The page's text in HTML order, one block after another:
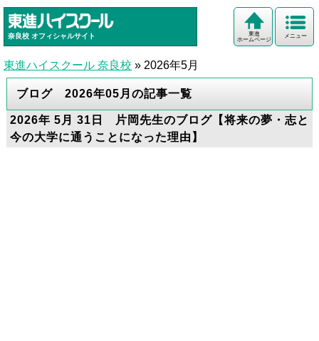
奈良校 オフィシャルサイト メニュー
東進
ホームページ
東進ハイスクール 奈良校 » 2026年5月
ブログ 2026年05月の記事一覧
2026年 5月 31日 片岡先生のブログ【将来の夢・志と
今の大学に通うことになった理由】